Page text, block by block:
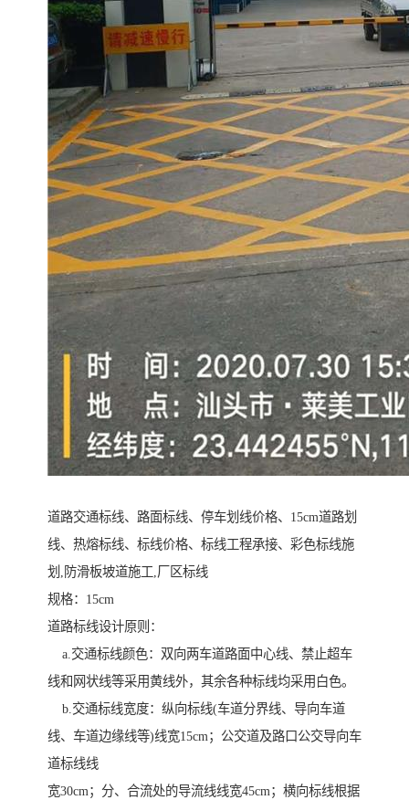
道路交通标线、路面标线、停车划线价格、15cm道路划
线、热熔标线、标线价格、标线工程承接、彩色标线施
划,防滑板坡道施工,厂区标线
规格：15cm
道路标线设计原则：
a.交通标线颜色：双向两车道路面中心线、禁止超车
线和网状线等采用黄线外，其余各种标线均采用白色。
b.交通标线宽度：纵向标线(车道分界线、导向车道
线、车道边缘线等)线宽15cm；公交道及路口公交导向车
道标线线
宽30cm；分、合流处的导流线线宽45cm；横向标线根据